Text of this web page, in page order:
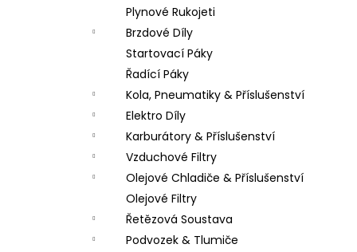
Plynové Rukojeti
Brzdové Díly
Startovací Páky
Řadící Páky
Kola, Pneumatiky & Příslušenství
Elektro Díly
Karburátory & Příslušenství
Vzduchové Filtry
Olejové Chladiče & Příslušenství
Olejové Filtry
Řetězová Soustava
Podvozek & Tlumiče
PITBIKE DUŠE PŘEDNÍ 14 PALCŮ
200 Kč